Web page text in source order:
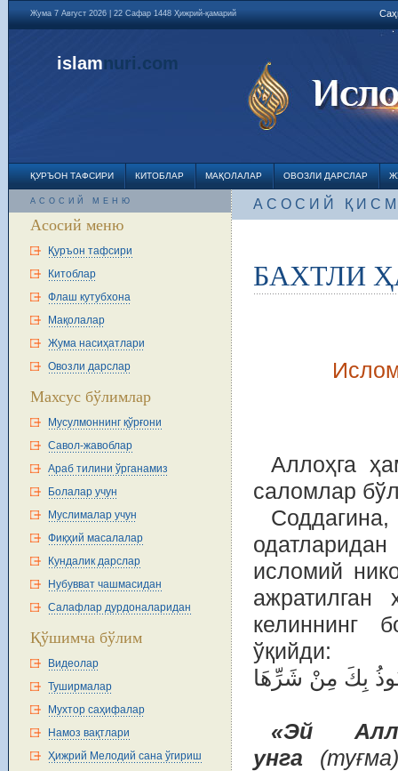
Жума 7 Август 2026 | 22 Сафар 1448 Ҳижрий-қамарий
islamnuri.com
ҚУРЪОН ТАФСИРИ КИТОБЛАР МАҚОЛАЛАР ОВОЗЛИ ДАРСЛАР
АСОСИЙ МЕНЮ
Асосий меню
Қуръон тафсири
Китоблар
Флаш кутубхона
Мақолалар
Жума насиҳатлари
Овозли дарслар
Махсус бўлимлар
Мусулмоннинг қўрғони
Савол-жавоблар
Араб тилини ўрганамиз
Болалар учун
Муслималар учун
Фиқҳий масалалар
Кундалик дарслар
Нубувват чашмасидан
Салафлар дурдоналаридан
Қўшимча бўлим
Видеолар
Туширмалар
Мухтор саҳифалар
Намоз вақтлари
Ҳижрий Мелодий сана ўгириш
АСОСИЙ
БАХТЛИ
Аллоҳга
саломлар
исломий
ажратилган
келиннинг
ўқийди:
بِكَ مِنْ شَرِّهَا
«Эй
унга